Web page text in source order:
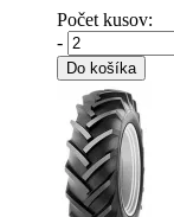
Počet kusov:
-
Do košíka